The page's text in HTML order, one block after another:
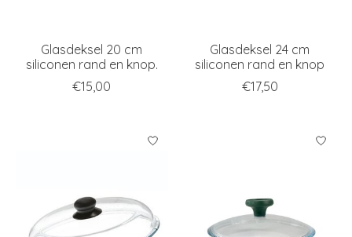
Glasdeksel 20 cm
siliconen rand en knop.
€15,00
Glasdeksel 24 cm
siliconen rand en knop
€17,50